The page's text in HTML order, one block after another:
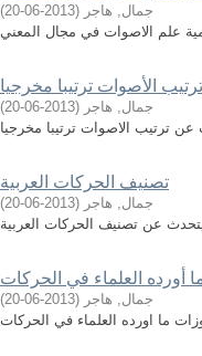
جمال, هاجر (
2013-06-20
)
علم الاصوات في مجال المعني
ترتيب الأصوات ترتيبا مخرجيا
جمال, هاجر (
2013-06-20
)
ترتيب الاصوات ترتيبا مخرجيا
تصنيف الحركات العربية
جمال, هاجر (
2013-06-20
)
عن تصنيف الحركات العربية
أورده العلماء في الحركات
جمال, هاجر (
2013-06-20
)
ما اورده العلماء في الحركات